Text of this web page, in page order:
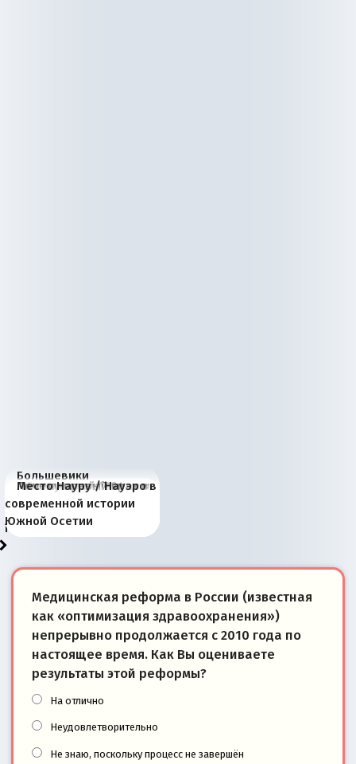
Большевики
отличаются от «Яблока»
тем, что они -
победители
Киевская марионетка
Запада рассказала о
«переобувании» хозяев
В России назрели
перемены: 15 шагов к
суверенной экономике
Миграционный пожар
Европы
Россия начинает
сбрасывать балласт
Анкориджа
Россия зимой 1904
года: первые уступки во
внутренней политике
Русская нация вчера и
сегодня
Почему правый крах в
Варшаве не поможет её
отношениям с Россией?
Место Науру / Науэро в
современной истории
Южной Осетии
Медицинская реформа в России (известная
как «оптимизация здравоохранения»)
непрерывно продолжается с 2010 года по
настоящее время. Как Вы оцениваете
результаты этой реформы?
На отлично
Неудовлетворительно
Не знаю, поскольку процесс не завершён